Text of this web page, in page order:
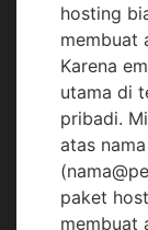
hosting
membuat
Karena
utama di
pribadi.
atas
paket
membuat